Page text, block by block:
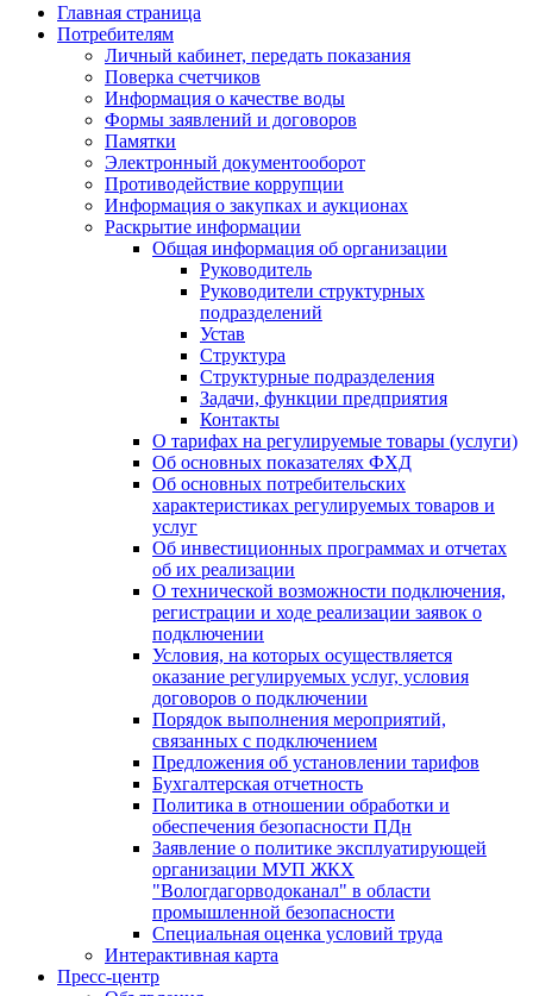
Главная страница
Потребителям
Личный кабинет, передать показания
Поверка счетчиков
Информация о качестве воды
Формы заявлений и договоров
Памятки
Электронный документооборот
Противодействие коррупции
Информация о закупках и аукционах
Раскрытие информации
Общая информация об организации
Руководитель
Руководители структурных
подразделений
Устав
Структура
Структурные подразделения
Задачи, функции предприятия
Контакты
О тарифах на регулируемые товары (услуги)
Об основных показателях ФХД
Об основных потребительских
характеристиках регулируемых товаров и
услуг
Об инвестиционных программах и отчетах
об их реализации
О технической возможности подключения,
регистрации и ходе реализации заявок о
подключении
Условия, на которых осуществляется
оказание регулируемых услуг, условия
договоров о подключении
Порядок выполнения мероприятий,
связанных с подключением
Предложения об установлении тарифов
Бухгалтерская отчетность
Политика в отношении обработки и
обеспечения безопасности ПДн
Заявление о политике эксплуатирующей
организации МУП ЖКХ
"Вологдагорводоканал" в области
промышленной безопасности
Специальная оценка условий труда
Интерактивная карта
Пресс-центр